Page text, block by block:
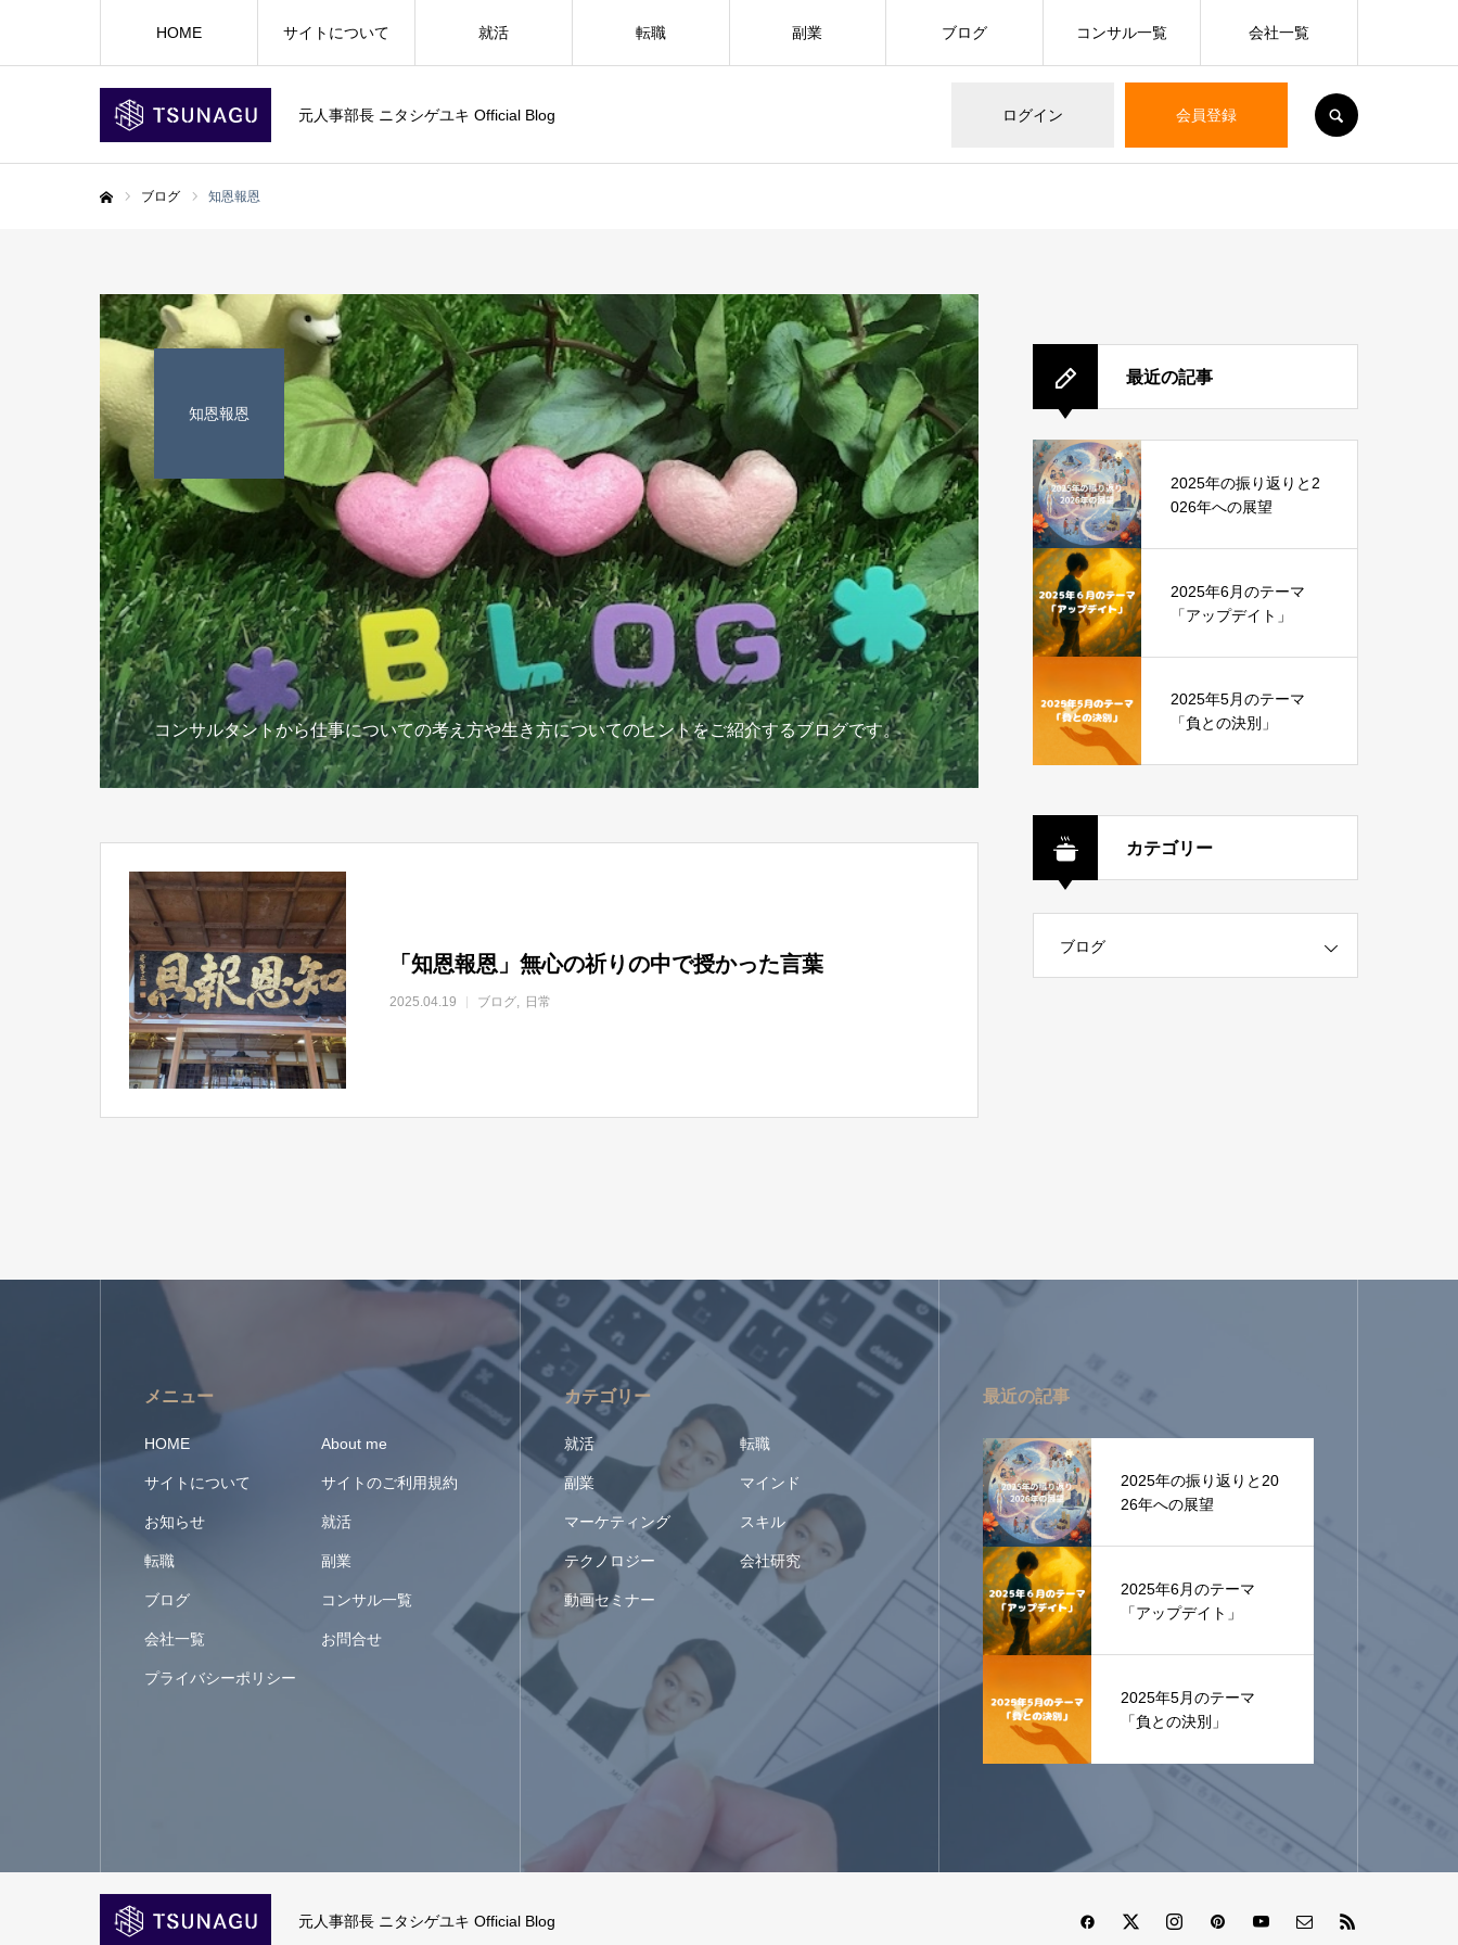
元人事部長 ニタシゲユキ Official Blog ログイン 会員登録
HOME サイトについて 就活 転職 副業 ブログ コンサル一覧 会社一覧
ブログ 知恩報恩
知恩報恩
コンサルタントから仕事についての考え方や生き方についてのヒントをご紹介するブログです。
「知恩報恩」無心の祈りの中で授かった言葉
2025.04.19 ブログ 日常
最近の記事
2025年の振り返りと2
026年への展望
2025年6月のテーマ
「アップデイト」
2025年5月のテーマ
「負との決別」
カテゴリー
ブログ
メニュー
HOME About me
サイトについて サイトのご利用規約
お知らせ 就活
転職 副業
ブログ コンサル一覧
会社一覧 お問合せ
プライバシーポリシー
カテゴリー
就活 転職
副業 マインド
マーケティング スキル
テクノロジー 会社研究
動画セミナー
最近の記事
2025年の振り返りと20
26年への展望
2025年6月のテーマ
「アップデイト」
2025年5月のテーマ
「負との決別」
元人事部長 ニタシゲユキ Official Blog